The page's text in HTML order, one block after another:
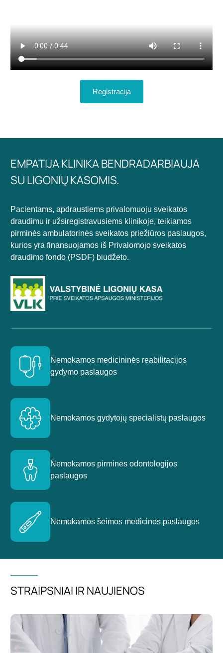
Registracija
EMPATIJA KLINIKA BENDRADARBIAUJA
SU LIGONIŲ KASOMIS.
Pacientams, apdraustiems privalomuoju sveikatos
draudimu ir užsiregistravusiems klinikoje, teikiamos
pirminės ambulatorinės sveikatos priežiūros paslaugos,
kurios yra finansuojamos iš Privalomojo sveikatos
draudimo fondo (PSDF) biudžeto.
Nemokamos medicininės reabilitacijos
gydymo paslaugos
Nemokamos gydytojų specialistų paslaugos
Nemokamos pirminės odontologijos
paslaugos
Nemokamos šeimos medicinos paslaugos
STRAIPSNIAI IR NAUJIENOS